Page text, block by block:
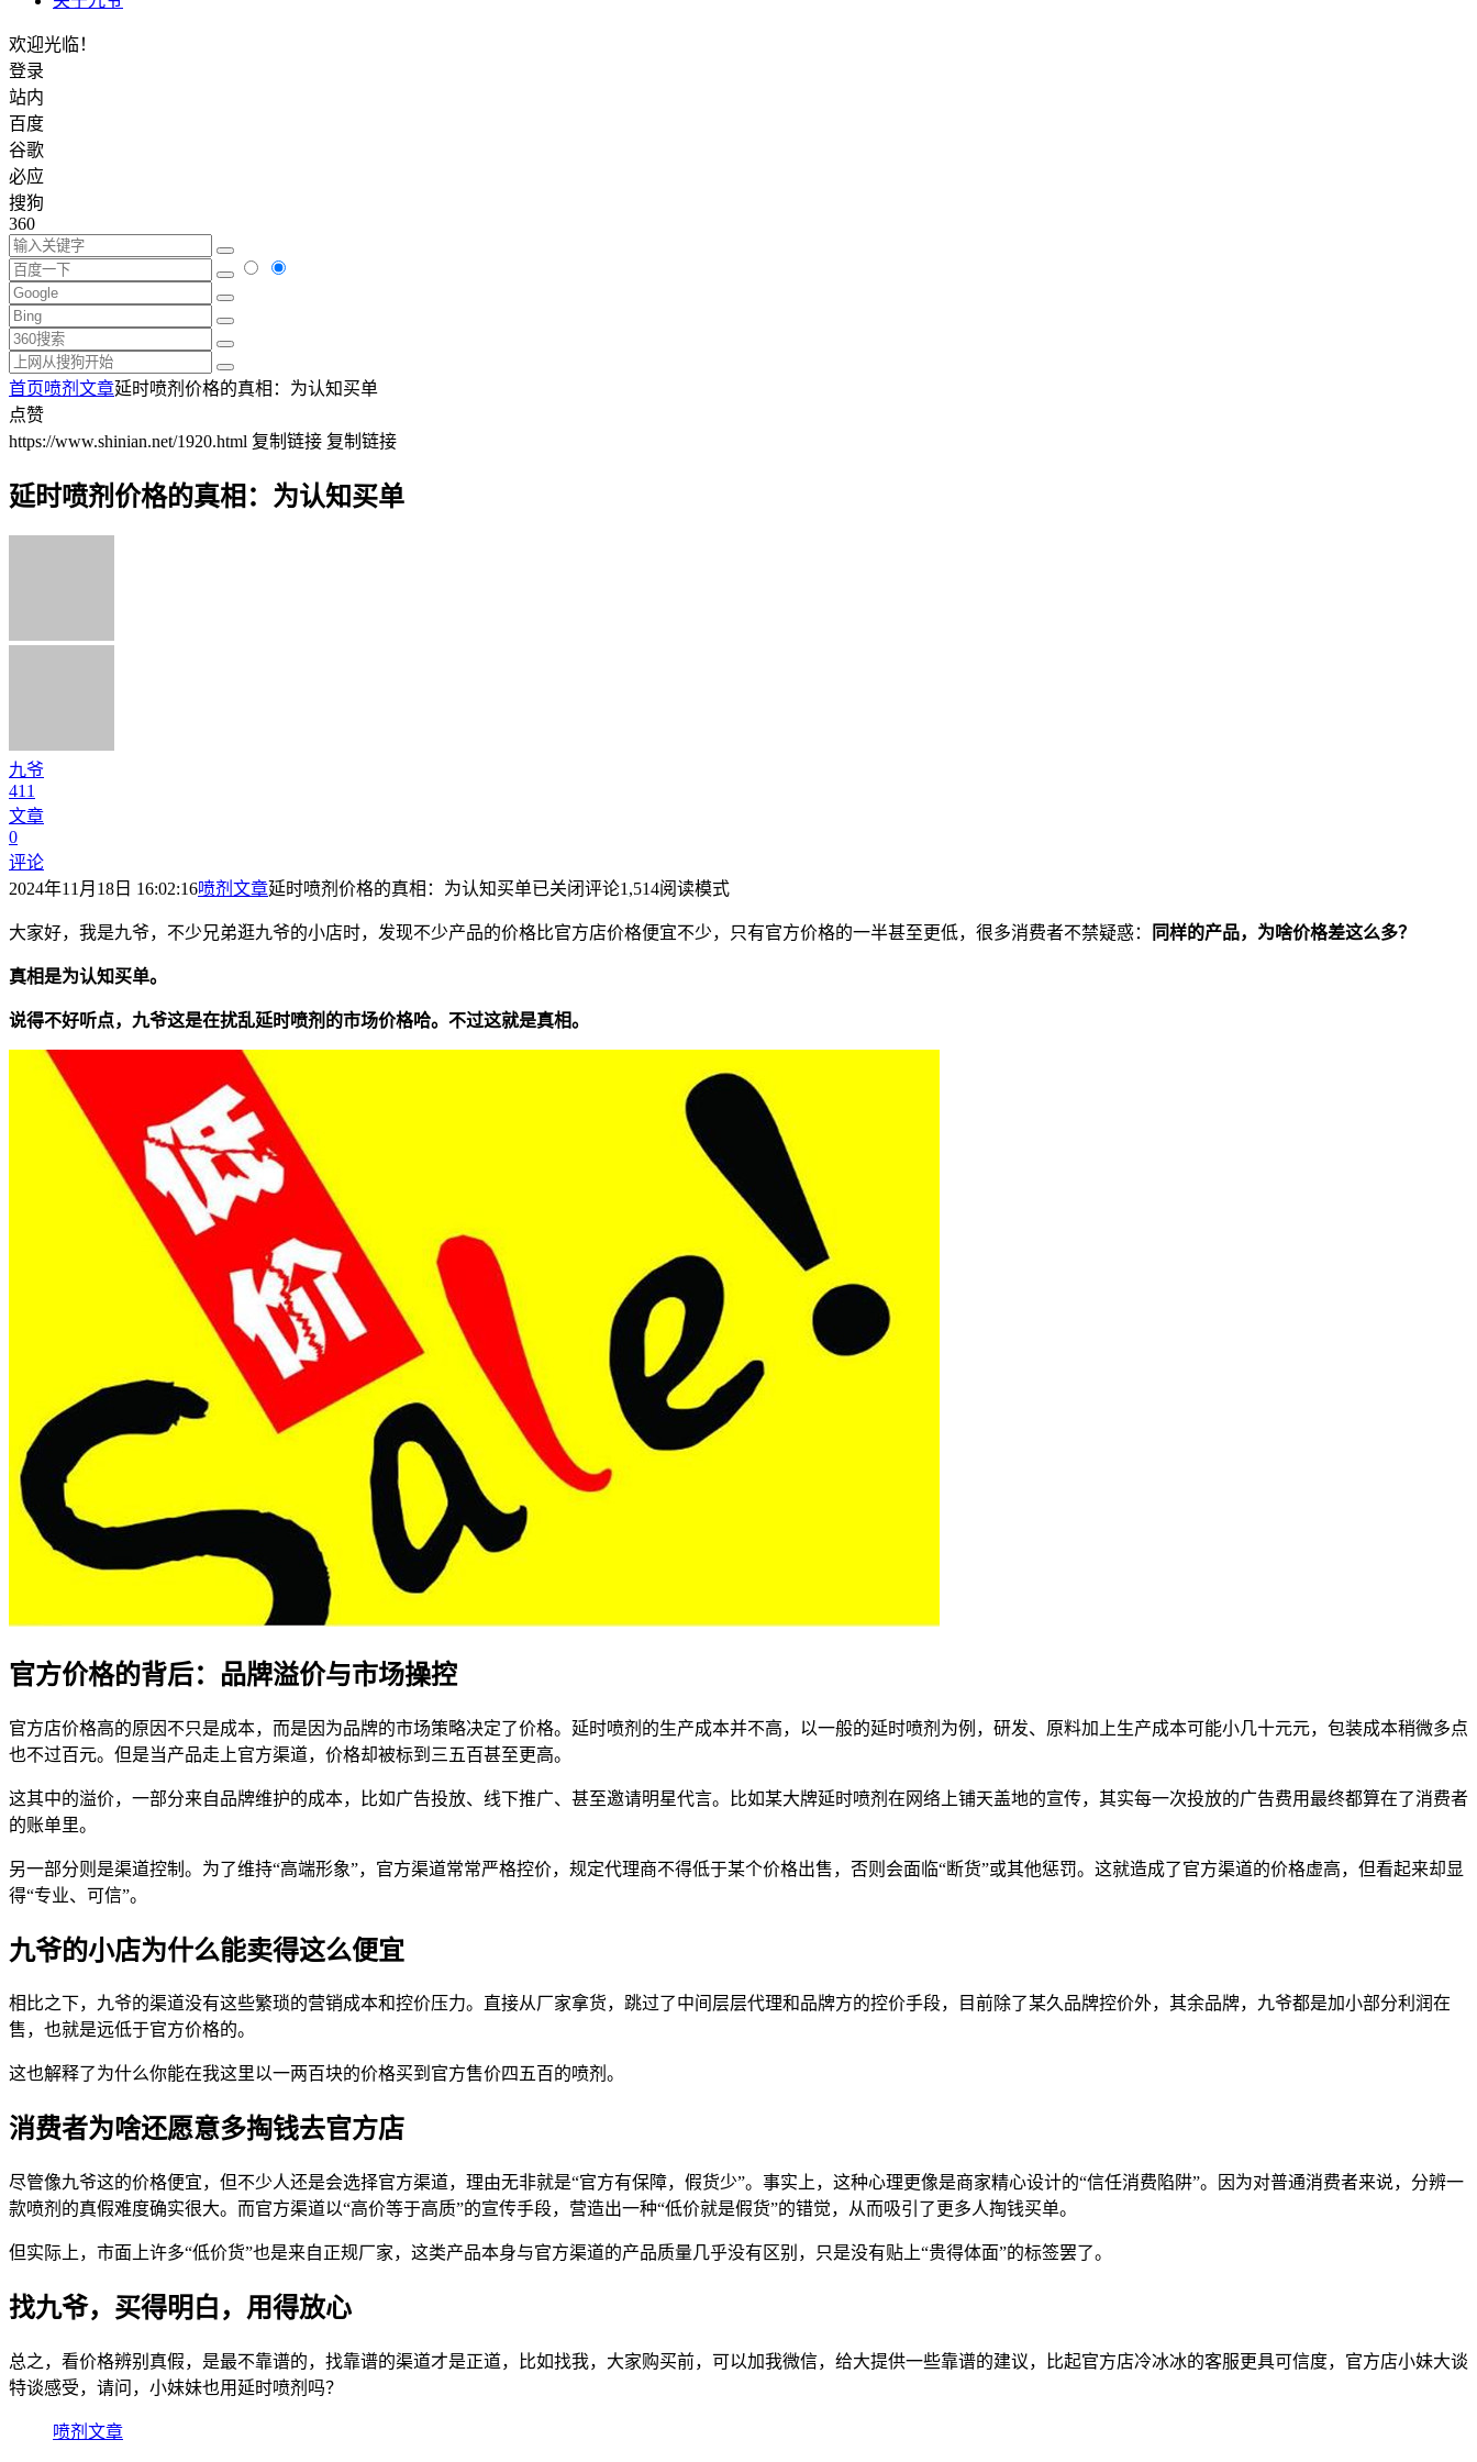
欢迎光临！
登录
站内
百度
谷歌
必应
搜狗
360
首页喷剂文章延时喷剂价格的真相：为认知买单
点赞
https://www.shinian.net/1920.html 复制链接 复制链接
延时喷剂价格的真相：为认知买单
九爷
411
文章
0
评论
2024年11月18日 16:02:16喷剂文章延时喷剂价格的真相：为认知买单已关闭评论1,514阅读模式
大家好，我是九爷，不少兄弟逛九爷的小店时，发现不少产品的价格比官方店价格便宜不少，只有官方价格的一半甚至更低，很多消费者不禁疑惑： 同样的产品，为啥价格差这么多？
真相是为认知买单。
说得不好听点，九爷这是在扰乱延时喷剂的市场价格哈。不过这就是真相。
官方价格的背后：品牌溢价与市场操控
官方店价格高的原因不只是成本，而是因为品牌的市场策略决定了价格。延时喷剂的生产成本并不高，以一般的延时喷剂为例，研发、原料加上生产成本可能小几十元元，包装成本稍微多点
也不过百元。但是当产品走上官方渠道，价格却被标到三五百甚至更高。
这其中的溢价，一部分来自品牌维护的成本，比如广告投放、线下推广、甚至邀请明星代言。比如某大牌延时喷剂在网络上铺天盖地的宣传，其实每一次投放的广告费用最终都算在了消费者
的账单里。
另一部分则是渠道控制。为了维持“高端形象”，官方渠道常常严格控价，规定代理商不得低于某个价格出售，否则会面临“断货”或其他惩罚。这就造成了官方渠道的价格虚高，但看起来却显
得“专业、可信”。
九爷的小店为什么能卖得这么便宜
相比之下，九爷的渠道没有这些繁琐的营销成本和控价压力。直接从厂家拿货，跳过了中间层层代理和品牌方的控价手段，目前除了某久品牌控价外，其余品牌，九爷都是加小部分利润在
售，也就是远低于官方价格的。
这也解释了为什么你能在我这里以一两百块的价格买到官方售价四五百的喷剂。
消费者为啥还愿意多掏钱去官方店
尽管像九爷这的价格便宜，但不少人还是会选择官方渠道，理由无非就是“官方有保障，假货少”。事实上，这种心理更像是商家精心设计的“信任消费陷阱”。因为对普通消费者来说，分辨一
款喷剂的真假难度确实很大。而官方渠道以“高价等于高质”的宣传手段，营造出一种“低价就是假货”的错觉，从而吸引了更多人掏钱买单。
但实际上，市面上许多“低价货”也是来自正规厂家，这类产品本身与官方渠道的产品质量几乎没有区别，只是没有贴上“贵得体面”的标签罢了。
找九爷，买得明白，用得放心
总之，看价格辨别真假，是最不靠谱的，找靠谱的渠道才是正道，比如找我，大家购买前，可以加我微信，给大提供一些靠谱的建议，比起官方店冷冰冰的客服更具可信度，官方店小妹大谈
特谈感受，请问，小妹妹也用延时喷剂吗？
喷剂文章